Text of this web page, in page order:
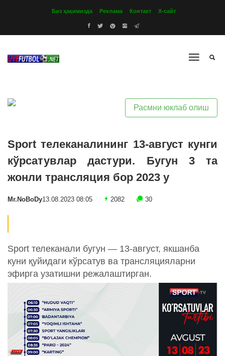
Биз ҳақимизда Реклама Контакт Х-сайт
Расмни юклаб олиш
Sport телеканалининг 13-август кунги
кўрсатувлар дастури. Бугун 3 та
жонли трансляция бор 2023 y
Mr.NoBoDy13.08.2023 08:05 2082 30
Sport телеканали бугун — 13-август, якшанба
куни қуйидаги кўрсатув ва трансляцияларни
эфирга узатишни режалаштирган.